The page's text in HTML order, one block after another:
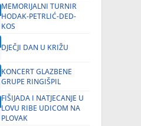
MEMORIJALNI TURNIR
HODAK-PETRLIĆ-DED-
KOS
DJEČJI DAN U KRIŽU
KONCERT GLAZBENE
GRUPE RINGIŠPIL
FIŠIJADA I NATJECANJE U
LOVU RIBE UDICOM NA
PLOVAK